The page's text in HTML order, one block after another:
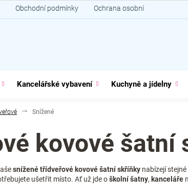
Obchodní podmínky Ochrana osobních údajů
Kancelářské vybavení Kuchyně a jídelny
Snížené
kovové šatní
snížené třídveřové kovové šatní skříňky nabízejí
ušetřit místo. Ať už jde oškolníšatny, kanceláře